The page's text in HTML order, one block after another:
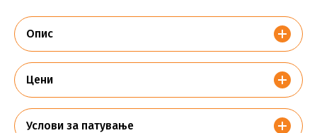
Опис
Цени
Услови за патување